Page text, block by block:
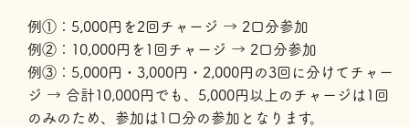
例①：5,000円を2回チャージ → 2口分参加
例②：10,000円を1回チャージ → 2口分参加
例③：5,000円・3,000円・2,000円の3回に分けてチャー
ジ → 合計10,000円でも、5,000円以上のチャージは1回
のみのため、参加は1口分の参加となります。